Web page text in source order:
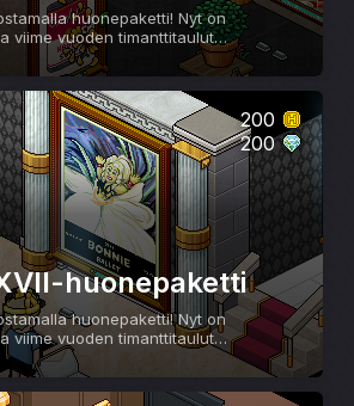
huonepaketti! Nyt on
viime vuoden timanttitaulut
ennen kuin poistamme ne
200
200
huonepaketti
huonepaketti! Nyt on
viime vuoden timanttitaulut
ennen kuin poistamme ne